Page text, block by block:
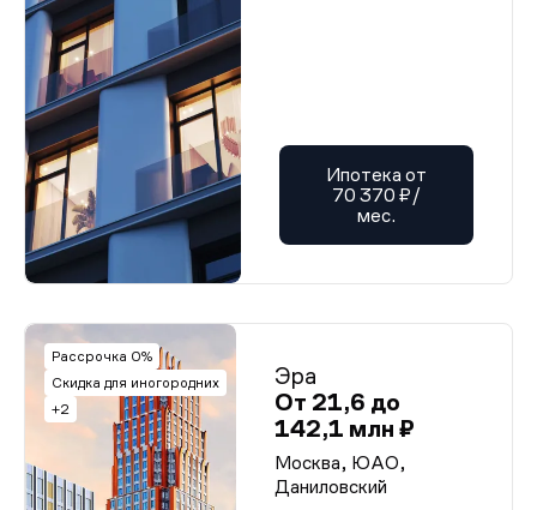
Ипотека от
70 370 ₽/
мес.
Рассрочка 0%
Скидка для иногородних
+2
Эра
От 21,6 до
142,1 млн ₽
Москва, ЮАО,
Даниловский